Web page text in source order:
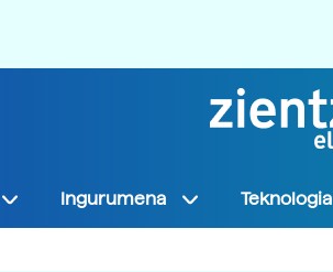
Ingurumena Teknologia